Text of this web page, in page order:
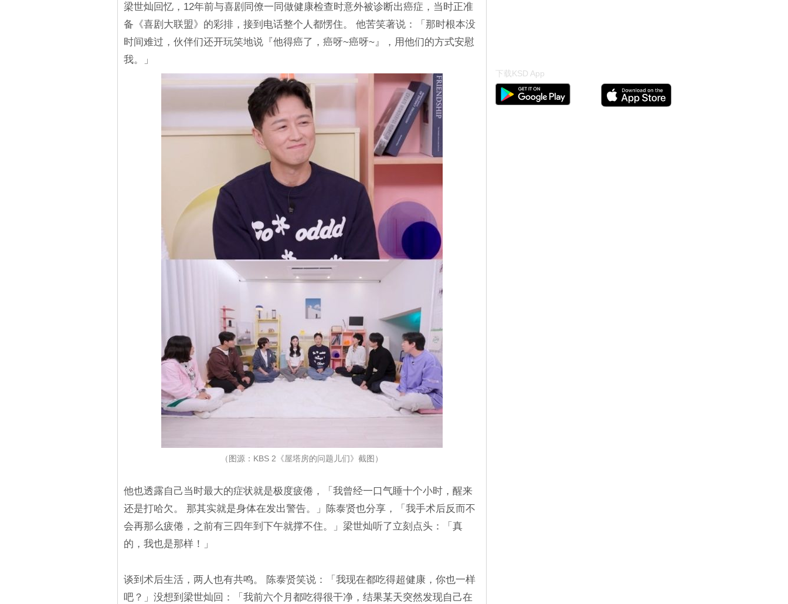
梁世灿回忆，12年前与喜剧同僚一同做健康检查时意外被诊断出癌症，当时正准
备《喜剧大联盟》的彩排，接到电话整个人都愣住。 他苦笑著说：「那时根本没
时间难过，伙伴们还开玩笑地说『他得癌了，癌呀~癌呀~』，用他们的方式安慰
我。」
（图源：KBS 2《屋塔房的问题儿们》截图）
他也透露自己当时最大的症状就是极度疲倦，「我曾经一口气睡十个小时，醒来
还是打哈欠。 那其实就是身体在发出警告。」陈泰贤也分享，「我手术后反而不
会再那么疲倦，之前有三四年到下午就撑不住。」梁世灿听了立刻点头：「真
的，我也是那样！」
谈到术后生活，两人也有共鸣。 陈泰贤笑说：「我现在都吃得超健康，你也一样
吧？」没想到梁世灿回：「我前六个月都吃得很干净，结果某天突然发现自己在
下载KSD App